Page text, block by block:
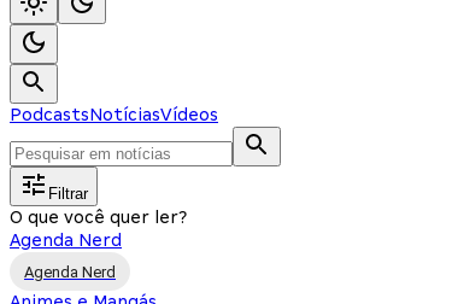
PodcastsNotíciasVídeos
Filtrar
O que você quer ler?
Agenda Nerd
Agenda Nerd